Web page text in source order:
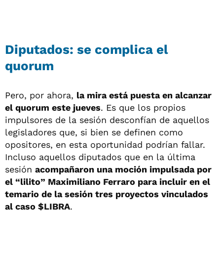
Diputados: se complica el
quorum
Pero, por ahora, la mira está puesta en alcanzar
el quorum este jueves. Es que los propios
impulsores de la sesión desconfían de aquellos
legisladores que, si bien se definen como
opositores, en esta oportunidad podrían fallar.
Incluso aquellos diputados que en la última
sesión acompañaron una moción impulsada por
el “lilito” Maximiliano Ferraro para incluir en el
temario de la sesión tres proyectos vinculados
al caso $LIBRA.